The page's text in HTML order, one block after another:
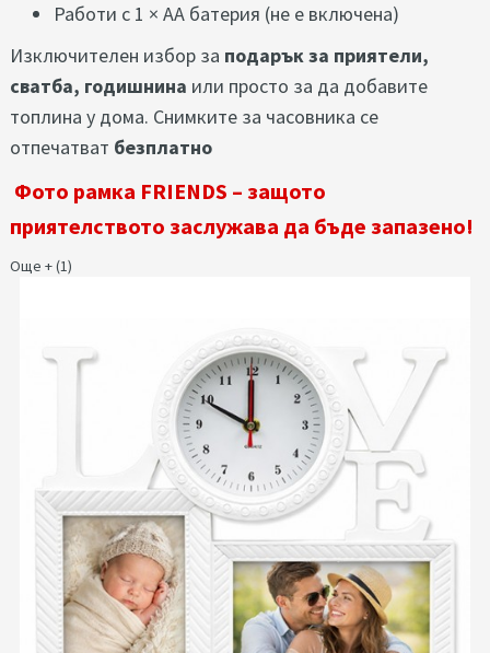
Работи с 1 × AA батерия (не е включена)
Изключителен избор за подарък за приятели,
сватба, годишнина или просто за да добавите
топлина у дома. Снимките за часовника се
отпечатват безплатно
Фото рамка FRIENDS – защото
приятелството заслужава да бъде запазено!
Още + (1)